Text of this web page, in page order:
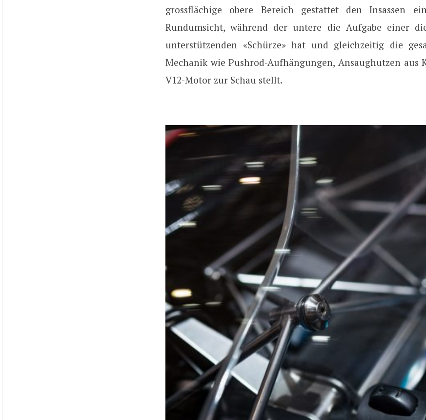
grossflächige obere Bereich gestattet den Insassen
Rundumsicht, während der untere die Aufgabe einer
unterstützenden «Schürze» hat und gleichzeitig die
Mechanik wie Pushrod-Aufhängungen, Ansaughutzen aus
V12-Motor zur Schau stellt.